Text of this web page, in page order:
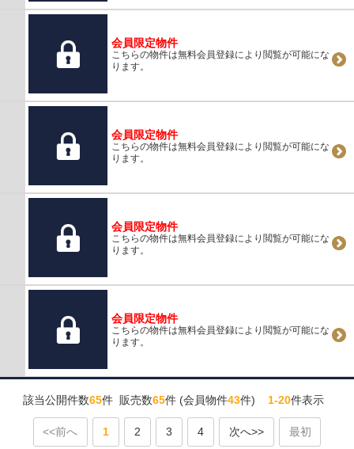
会員限定物件
こちらの物件は無料会員登録により閲覧が可能にな
ります。
会員限定物件
こちらの物件は無料会員登録により閲覧が可能にな
ります。
会員限定物件
こちらの物件は無料会員登録により閲覧が可能にな
ります。
会員限定物件
こちらの物件は無料会員登録により閲覧が可能にな
ります。
該当公開件数65件 販売数65件 (会員物件43件) 1-20件表示
<<前へ 1 2 3 4 次へ>> 最初